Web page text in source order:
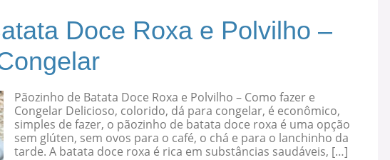
Doce Roxa e Polvilho –
Pãozinho de Batata Doce Roxa e Polvilho – Como fazer e
Congelar Delicioso, colorido, dá para congelar, é econômico,
simples de fazer, o pãozinho de batata doce roxa é uma opção
sem glúten, sem ovos para o café, o chá e para o lanchinho da
tarde. A batata doce roxa é rica em substâncias saudáveis, […]